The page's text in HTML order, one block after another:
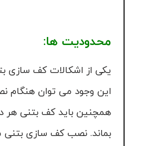
محدودیت ها:
یکی از اشکالات کف سازی
این وجود می توان هنگام
همچنین باید کف بتنی هر
بماند. نصب کف سازی بتنی